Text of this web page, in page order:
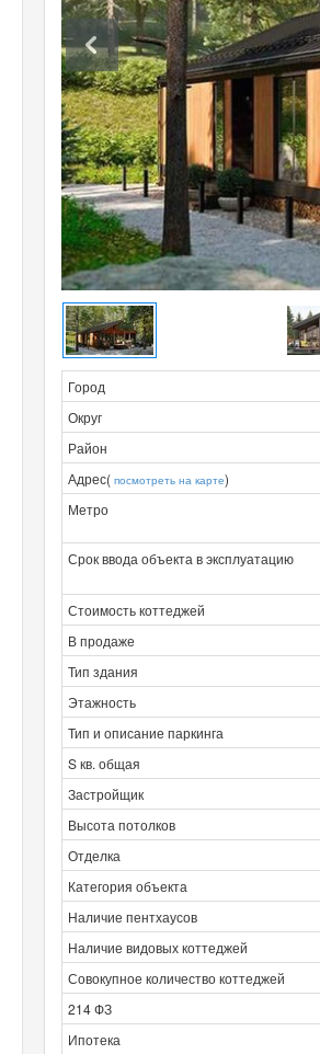
Город
Округ
Район
Адрес( посмотреть на карте)
Метро
Срок ввода объекта в эксплуатацию
Стоимость коттеджей
В продаже
Тип здания
Этажность
Тип и описание паркинга
S кв. общая
Застройщик
Высота потолков
Отделка
Категория объекта
Наличие пентхаусов
Наличие видовых коттеджей
Совокупное количество коттеджей
214 ФЗ
Ипотека